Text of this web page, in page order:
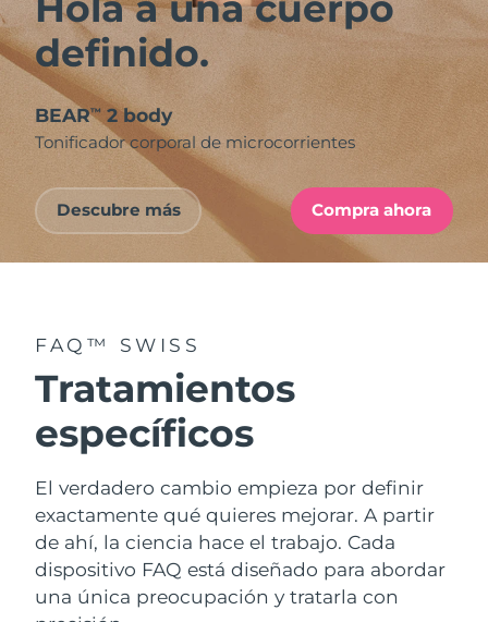
definido.
BEAR™ 2 body
Tonificador corporal de microcorrientes
Descubre más Compra ahora
FAQ™ SWISS
Tratamientos
específicos
El verdadero cambio empieza por definir
exactamente qué quieres mejorar. A partir
de ahí, la ciencia hace el trabajo. Cada
dispositivo FAQ está diseñado para abordar
una única preocupación y tratarla con